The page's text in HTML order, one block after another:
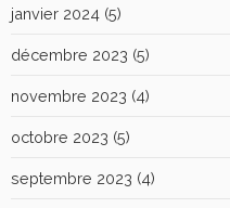
janvier 2024 (5)
décembre 2023 (5)
novembre 2023 (4)
octobre 2023 (5)
septembre 2023 (4)